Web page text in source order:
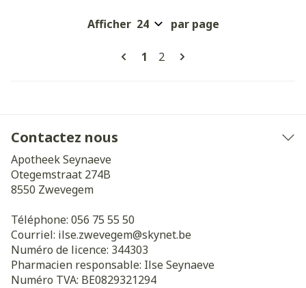
Pages
Vous lisez actuellement la
1 Page
2
Afficher par page
Contactez nous
Apotheek Seynaeve
Otegemstraat 274B
8550 Zwevegem
Téléphone: 056 75 55 50
Courriel: ilse.zwevegem@skynet.be
Numéro de licence: 344303
Pharmacien responsable: Ilse Seynaeve
Numéro TVA: BE0829321294